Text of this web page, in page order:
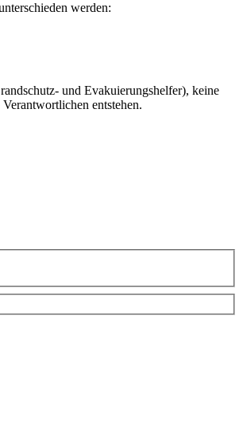
werden:
und Evakuierungshelfer), keine
entstehen.